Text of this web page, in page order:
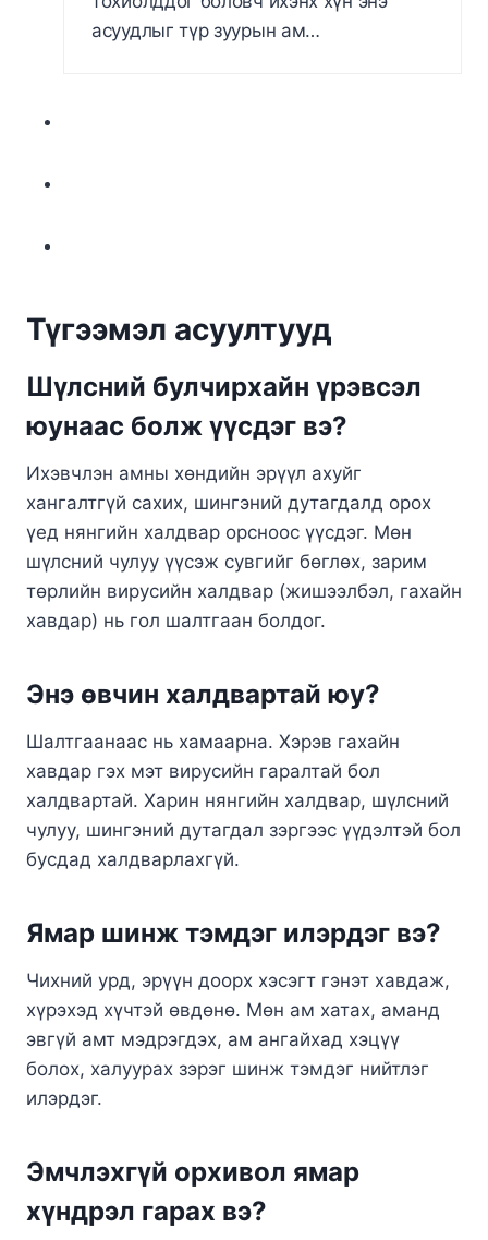
асуудлыг түр зуурын ам…
Түгээмэл асуултууд
Шүлсний булчирхайн үрэвсэл
юунаас болж үүсдэг вэ?
Ихэвчлэн амны хөндийн эрүүл ахуйг
хангалтгүй сахих, шингэний дутагдалд орох
үед нянгийн халдвар орсноос үүсдэг. Мөн
шүлсний чулуу үүсэж сувгийг бөглөх, зарим
төрлийн вирусийн халдвар (жишээлбэл, гахайн
хавдар) нь гол шалтгаан болдог.
Энэ өвчин халдвартай юу?
Шалтгаанаас нь хамаарна. Хэрэв гахайн
хавдар гэх мэт вирусийн гаралтай бол
халдвартай. Харин нянгийн халдвар, шүлсний
чулуу, шингэний дутагдал зэргээс үүдэлтэй бол
бусдад халдварлахгүй.
Ямар шинж тэмдэг илэрдэг вэ?
Чихний урд, эрүүн доорх хэсэгт гэнэт хавдаж,
хүрэхэд хүчтэй өвдөнө. Мөн ам хатах, аманд
эвгүй амт мэдрэгдэх, ам ангайхад хэцүү
болох, халуурах зэрэг шинж тэмдэг нийтлэг
илэрдэг.
Эмчлэхгүй орхивол ямар
хүндрэл гарах вэ?